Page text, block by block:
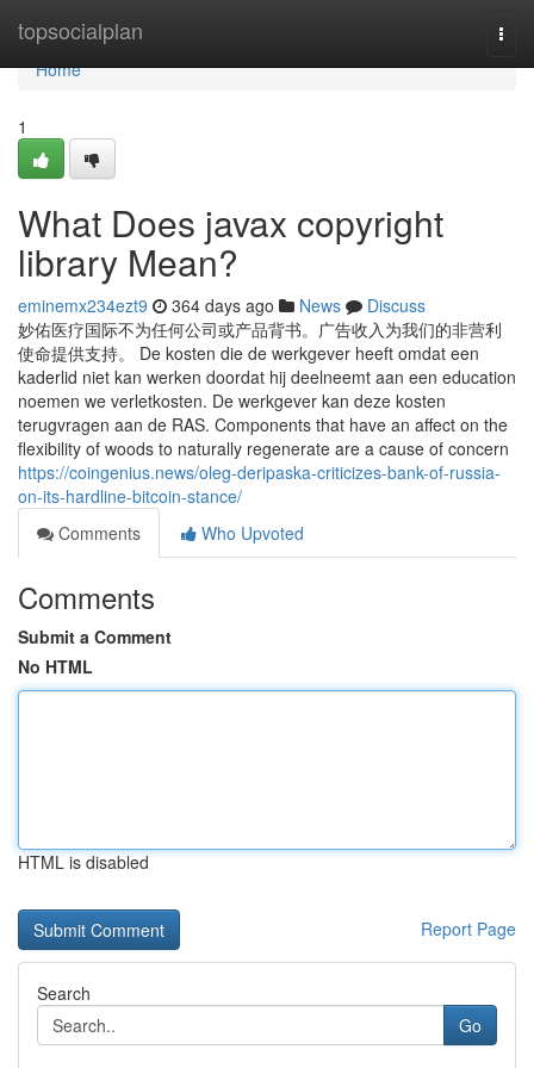
topsocialplan
Home
Home
1
What Does javax copyright
library Mean?
eminemx234ezt9 364 days ago News
Discuss
妙佑医疗国际不为任何公司或产品背书。广告收入为我们的非营利
使命提供支持。 De kosten die de werkgever heeft omdat een
kaderlid niet kan werken doordat hij deelneemt aan een education
noemen we verletkosten. De werkgever kan deze kosten
terugvragen aan de RAS. Components that have an affect on the
flexibility of woods to naturally regenerate are a cause of concern
https://coingenius.news/oleg-deripaska-criticizes-bank-of-russia-
on-its-hardline-bitcoin-stance/
Comments
Who Upvoted
Comments
Submit a Comment
No HTML
HTML is disabled
Report Page
Search
Go